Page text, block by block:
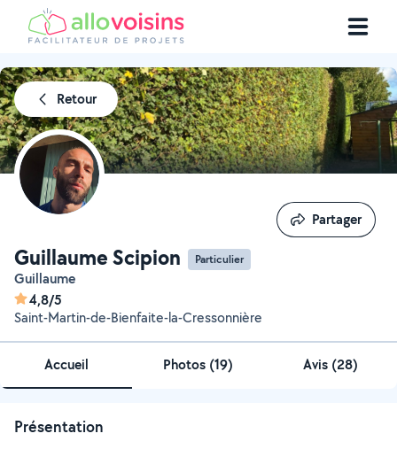
Retour
Guillaume Scipion Particulier
Guillaume
4,8/5
Saint-Martin-de-Bienfaite-la-Cressonnière
Partager
Partager
Accueil Photos (19) Avis (28)
Présentation